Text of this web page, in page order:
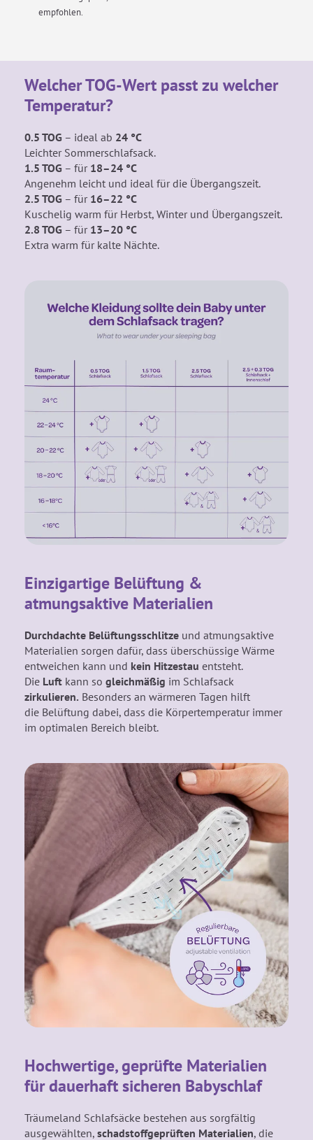
empfohlen.
Welcher TOG-Wert passt zu welcher
Temperatur?
0.5 TOG – ideal ab 24 °C
Leichter Sommerschlafsack.
1.5 TOG – für 18–24 °C
Angenehm leicht und ideal für die Übergangszeit.
2.5 TOG – für 16–22 °C
Kuschelig warm für Herbst, Winter und Übergangszeit.
2.8 TOG – für 13–20 °C
Extra warm für kalte Nächte.
Einzigartige Belüftung &
atmungsaktive Materialien
Durchdachte Belüftungsschlitze und atmungsaktive
Materialien sorgen dafür, dass überschüssige Wärme
entweichen kann und kein Hitzestau entsteht.
Die Luft kann so gleichmäßig im Schlafsack
zirkulieren. Besonders an wärmeren Tagen hilft
die Belüftung dabei, dass die Körpertemperatur immer
im optimalen Bereich bleibt.
Hochwertige, geprüfte Materialien
für dauerhaft sicheren Babyschlaf
Träumeland Schlafsäcke bestehen aus sorgfältig
ausgewählten, schadstoffgeprüften Materialien, die